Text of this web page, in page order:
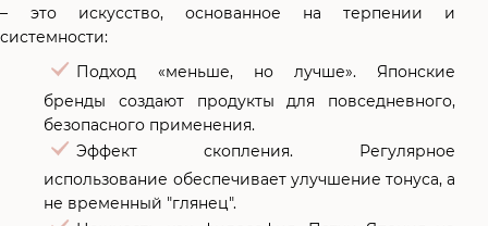
– это искусство, основанное на терпении и
системности:
Подход «меньше, но лучше». Японские
бренды создают продукты для повседневного,
безопасного применения.
Эффект скопления. Регулярное
использование обеспечивает улучшение тонуса, а
не временный "глянец".